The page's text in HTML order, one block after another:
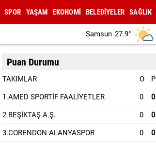
SPOR YAŞAM EKONOMİ BELEDİYELER SAĞLIK
Samsun 27.9°
Puan Durumu
TAKIMLAR O P
1.AMED SPORTİF FAALİYETLER 0 0
2.BEŞİKTAŞ A.Ş. 0 0
3.CORENDON ALANYASPOR 0 0